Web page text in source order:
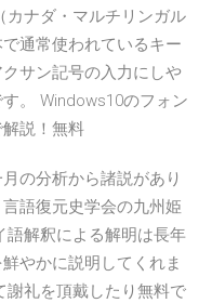
カナダ・マルチリンガル
通常使われているキー
サン記号の入力にしや
。 Windows10のフォン
説！無料
の分析から諸説があり
語復元史学会の九州姫
語解釈による解明は長年
やかに説明してくれま
謝礼を頂戴したり無料で